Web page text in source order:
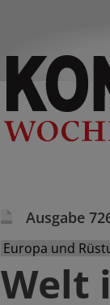
Ausgabe
Europa und
Welt